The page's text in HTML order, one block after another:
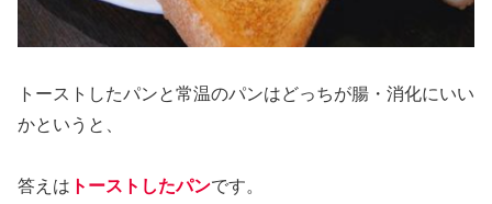
トーストしたパンと常温のパンはどっちが腸・消化にいい
かというと、
答えは トーストしたパンです。